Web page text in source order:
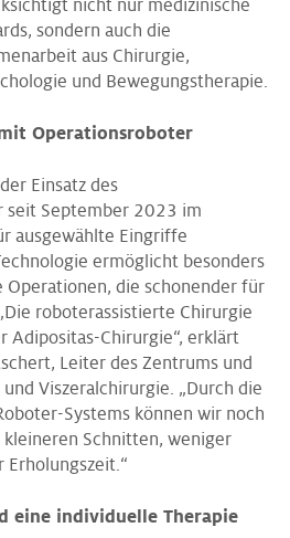
nicht nur medizinische
sondern auch die
aus Chirurgie,
und Bewegungstherapie.
Operationsroboter
Einsatz des
seit September 2023 im
ausgewählte Eingriffe
ermöglicht besonders
Operationen, die schonender für
roboterassistierte Chirurgie
Adipositas-Chirurgie“, erklärt
Leiter des Zentrums und
Viszeralchirurgie. „Durch die
Systems können wir noch
Schnitten, weniger
eine individuelle Therapie